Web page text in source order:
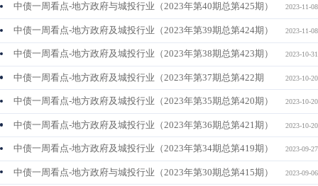
中债一周看点-地方政府与城投行业（2023年第40期总第425期） 2023-11-08
中债一周看点-地方政府及城投行业（2023年第39期总第424期） 2023-11-08
中债一周看点-地方政府及城投行业（2023年第38期总第423期） 2023-10-31
中债一周看点-地方政府及城投行业（2023年第37期总第422期 2023-10-20
中债一周看点-地方政府及城投行业（2023年第35期总第420期） 2023-10-20
中债一周看点-地方政府及城投行业（2023年第36期总第421期） 2023-10-20
中债一周看点-地方政府及城投行业（2023年第34期总第419期） 2023-09-27
中债一周看点-地方政府与城投行业（2023年第30期总第415期） 2023-09-06